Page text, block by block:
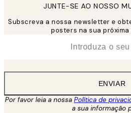
JUNTE-SE AO NOSSO
Subscreva a nossa newsletter e
posters na sua
ENVIAR
Por favor leia a nossa Política de
a sua informação